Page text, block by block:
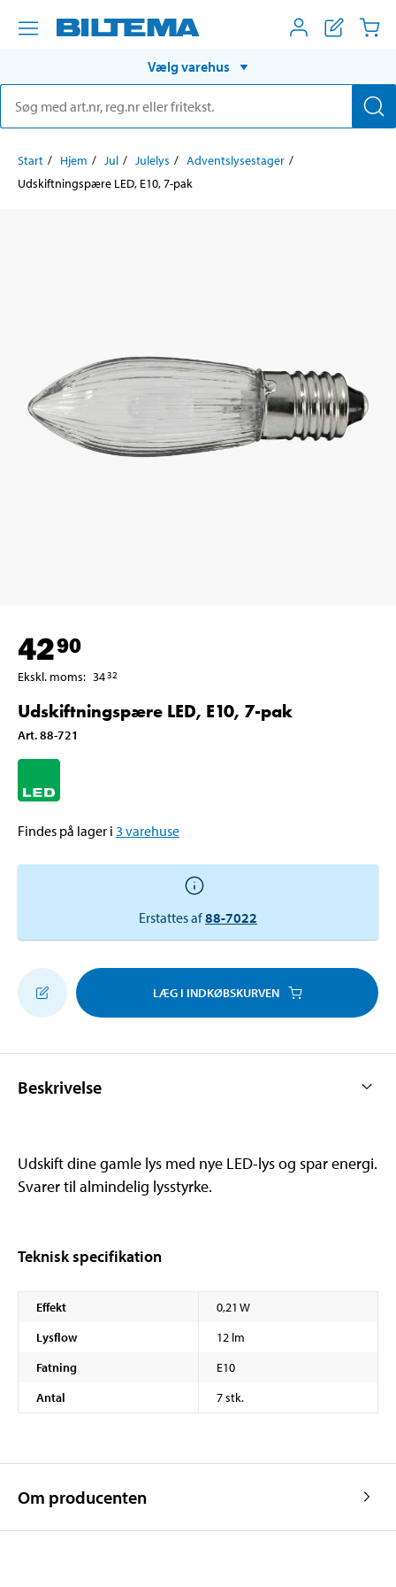
Vælg varehus
Start Hjem Jul Julelys
Adventslysestager
Udskiftningspære LED, E10, 7-pak
4290
Ekskl. moms: 3432
Udskiftningspære LED, E10, 7-pak
Art.88-721
Findes på lager i 3 varehuse
Erstattes af88-7022
LÆG I INDKØBSKURVEN
Beskrivelse
Udskift dine gamle lys med nye LED-lys og spar energi.
Svarer til almindelig lysstyrke.
Teknisk specifikation
Effekt
0,21 W
Lysflow
12 lm
Fatning
E10
Antal
7 stk.
Om producenten